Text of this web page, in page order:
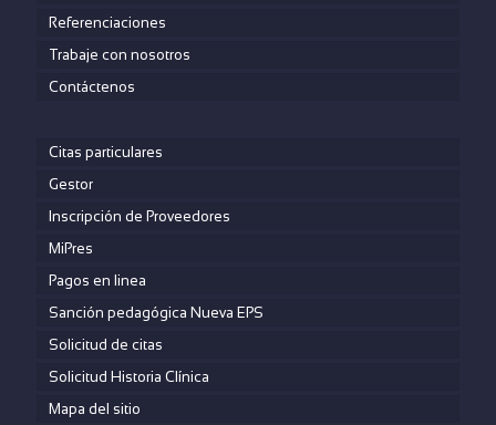
Referenciaciones
Trabaje con nosotros
Contáctenos
Citas particulares
Gestor
Inscripción de Proveedores
MiPres
Pagos en linea
Sanción pedagógica Nueva EPS
Solicitud de citas
Solicitud Historia Clínica
Mapa del sitio